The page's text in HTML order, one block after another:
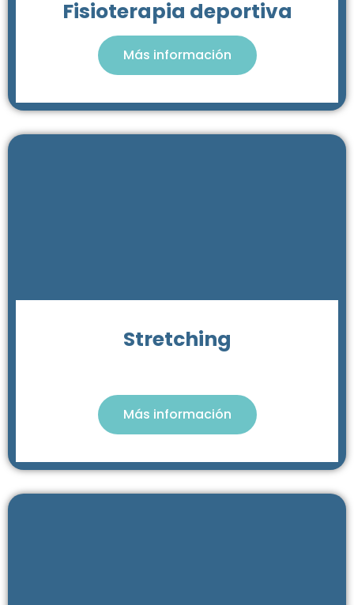
Fisioterapia deportiva
Más información
Stretching
Más información